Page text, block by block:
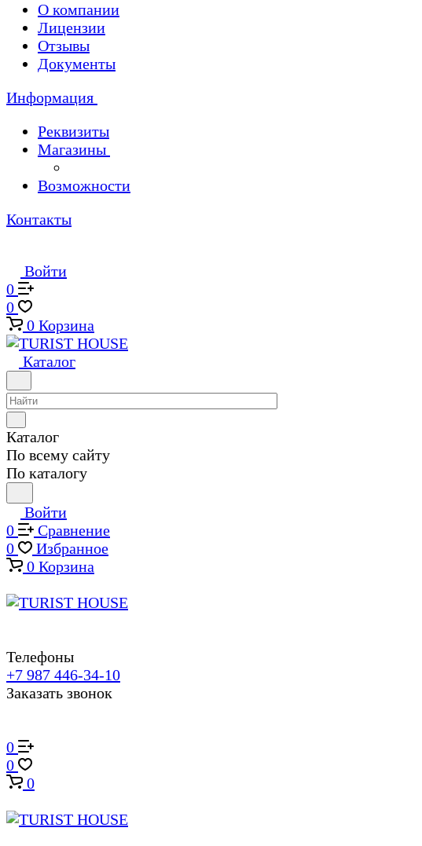
О компании
Лицензии
Отзывы
Документы
Информация
Реквизиты
Магазины
Возможности
Контакты
Войти
0
0
0 Корзина
Каталог
Каталог
По всему сайту
По каталогу
Войти
0
Сравнение
0
Избранное
0 Корзина
Телефоны
+7 987 446-34-10
Заказать звонок
0
0
0